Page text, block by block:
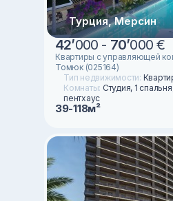
Турция, Мерсин
42’000 - 70’000 €
Квартиры с управляющей
Томюк (025164)
Тип недвижимости:
Комнаты: Студия, 1
пентхаус
39-118м²